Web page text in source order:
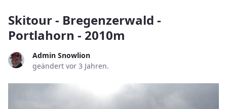
Skitour - Bregenzerwald -
Portlahorn - 2010m
Admin Snowlion
geändert vor 3 Jahren.